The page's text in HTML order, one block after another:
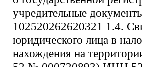
учредительные
102520262620321 1.4.
юридического лица в
нахождения на